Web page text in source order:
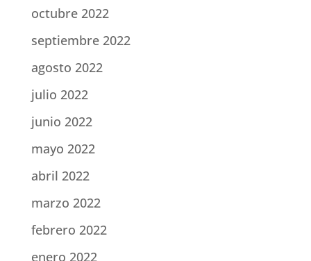
octubre 2022
septiembre 2022
agosto 2022
julio 2022
junio 2022
mayo 2022
abril 2022
marzo 2022
febrero 2022
enero 2022